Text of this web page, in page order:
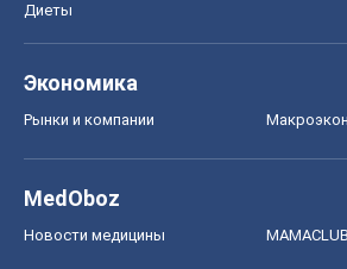
Диеты
Экономика
Рынки и компании
MedOboz
Новости медицины MAMACLUB